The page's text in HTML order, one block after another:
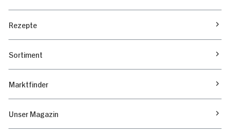
Rezepte
Sortiment
Marktfinder
Unser Magazin